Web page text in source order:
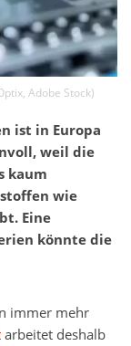
, Adobe Stock)
ist in Europa
weil die
kaum
wie
Eine
könnte die
immer mehr
arbeitet deshalb